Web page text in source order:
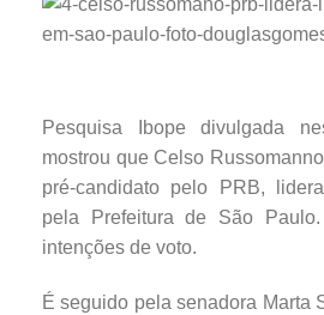
Pesquisa Ibope divulgada
mostrou que Celso
pré-candidato pelo PRB,
pela Prefeitura de São
intenções de voto.
É seguido pela senadora Marta